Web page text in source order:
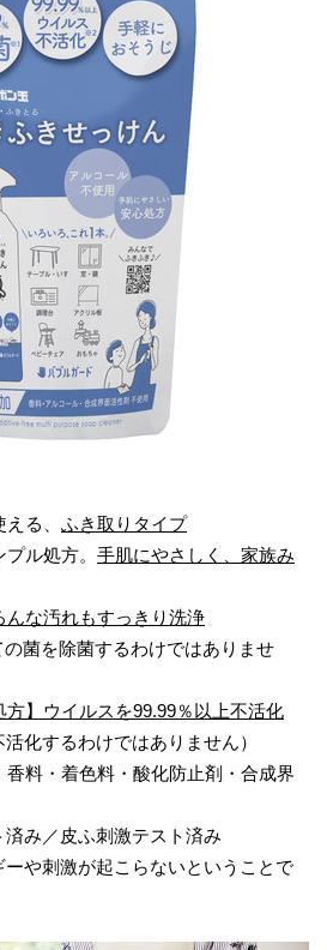
る、 ふき取りタイプ
ル処方。 手肌にやさしく、家族み
んな汚れもすっきり洗浄
の菌を除菌するわけではありませ
方】ウイルスを99.99％以上不活化
化するわけではありません）
料・着色料・酸化防止剤・合成界
み／皮ふ刺激テスト済み
ーや刺激が起こらないということで